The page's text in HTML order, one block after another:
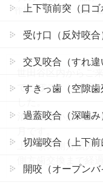
作用
死・
でこぼこ）と開咬
治療法は小児矯正
上下顎の側方拡大
上下顎前突（口ゴ
受け口（反対咬合
交叉咬合（すれ違
すきっ歯（空隙歯
過蓋咬合（深噛み
切端咬合（上下前
開咬（オープンバ